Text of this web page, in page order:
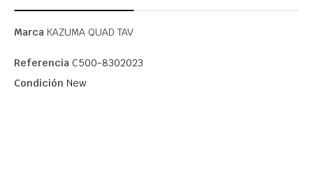
Marca KAZUMA QUAD TAV
Referencia C500-8302023
Condición New